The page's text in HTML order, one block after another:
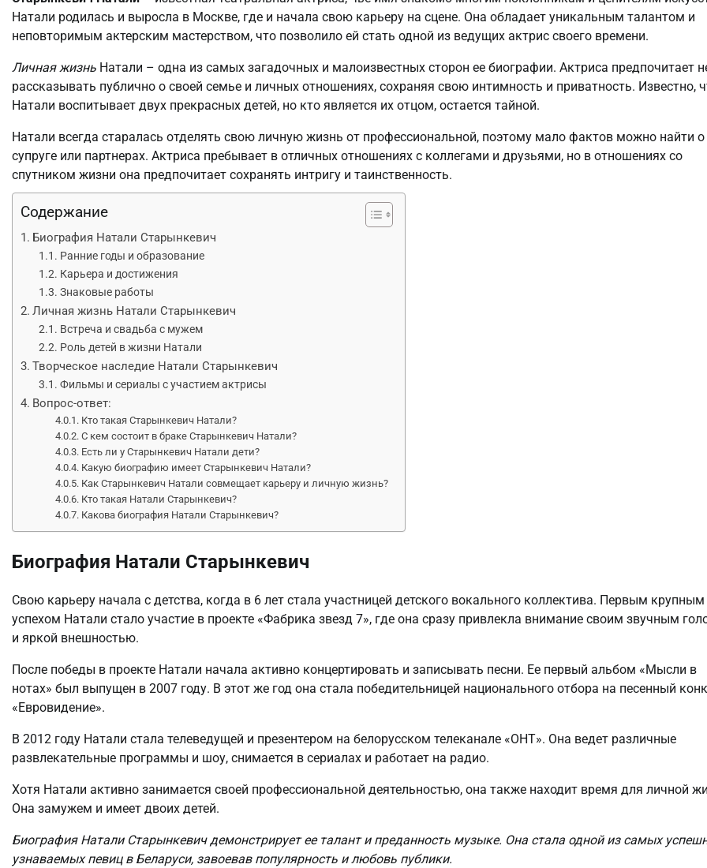
Натали родилась и выросла в Москве, где и начала свою карьеру на сцене. Она обладает уникальным талантом и
неповторимым актерским мастерством, что позволило ей стать одной из ведущих актрис своего времени.
Личная жизнь Натали – одна из самых загадочных и малоизвестных сторон ее биографии. Актриса предпочитает
рассказывать публично о своей семье и личных отношениях, сохраняя свою интимность и приватность. Известно,
Натали воспитывает двух прекрасных детей, но кто является их отцом, остается тайной.
Натали всегда старалась отделять свою личную жизнь от профессиональной, поэтому мало фактов можно найти о
супруге или партнерах. Актриса пребывает в отличных отношениях с коллегами и друзьями, но в отношениях со
спутником жизни она предпочитает сохранять интригу и таинственность.
Содержание
Биография Натали Старынкевич
Ранние годы и образование
Карьера и достижения
Знаковые работы
Личная жизнь Натали Старынкевич
Встреча и свадьба с мужем
Роль детей в жизни Натали
Творческое наследие Натали Старынкевич
Фильмы и сериалы с участием актрисы
Вопрос-ответ:
Кто такая Старынкевич Натали?
С кем состоит в браке Старынкевич Натали?
Есть ли у Старынкевич Натали дети?
Какую биографию имеет Старынкевич Натали?
Как Старынкевич Натали совмещает карьеру и личную жизнь?
Кто такая Натали Старынкевич?
Какова биография Натали Старынкевич?
Биография Натали Старынкевич
Свою карьеру начала с детства, когда в 6 лет стала участницей детского вокального коллектива. Первым крупным
успехом Натали стало участие в проекте «Фабрика звезд 7», где она сразу привлекла внимание своим звучным
и яркой внешностью.
После победы в проекте Натали начала активно концертировать и записывать песни. Ее первый альбом «Мысли в
нотах» был выпущен в 2007 году. В этот же год она стала победительницей национального отбора на песенный
«Евровидение».
В 2012 году Натали стала телеведущей и презентером на белорусском телеканале «ОНТ». Она ведет различные
развлекательные программы и шоу, снимается в сериалах и работает на радио.
Хотя Натали активно занимается своей профессиональной деятельностью, она также находит время для личной
Она замужем и имеет двоих детей.
Биография Натали Старынкевич демонстрирует ее талант и преданность музыке. Она стала одной из самых
узнаваемых певиц в Беларуси, завоевав популярность и любовь публики.